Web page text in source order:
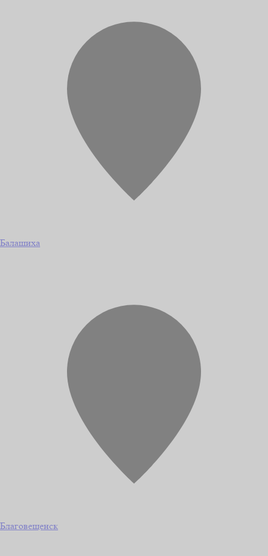
Балашиха
Благовещенск